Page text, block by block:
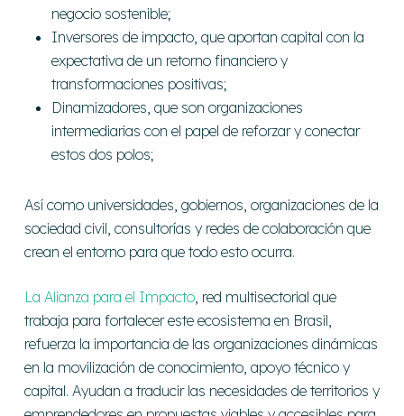
negocio sostenible;
Inversores de impacto, que aportan capital con la
expectativa de un retorno financiero y
transformaciones positivas;
Dinamizadores , que son organizaciones
intermediarias con el papel de reforzar y conectar
estos dos polos;
Así como universidades, gobiernos, organizaciones de la
sociedad civil, consultorías y redes de colaboración que
crean el entorno para que todo esto ocurra.
La Alianza para el Impacto, red multisectorial que
trabaja para fortalecer este ecosistema en Brasil,
refuerza la importancia de las organizaciones dinámicas
en la movilización de conocimiento, apoyo técnico y
capital. Ayudan a traducir las necesidades de territorios y